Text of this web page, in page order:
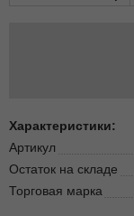
Характеристики:
Артикул
Остаток на складе
Торговая марка